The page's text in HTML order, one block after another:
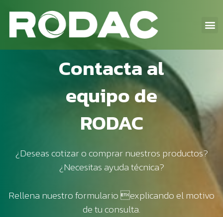
Contacta al
equipo de
RODAC
¿Deseas cotizar o comprar nuestros productos?
¿Necesitas ayuda técnica?
Rellena nuestro formulario explicando el motivo
de tu consulta.